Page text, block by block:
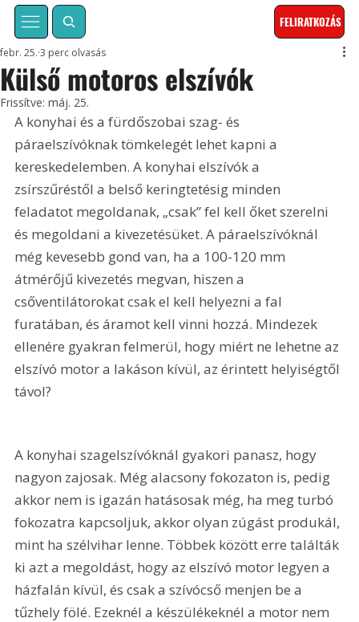
FELIRATKOZÁS
Külső motoros elszívók
febr. 25. 3 perc olvasás
Frissítve:máj. 25.
A konyhai és a fürdőszobai szag- és
páraelszívóknak tömkelegét lehet kapni a
kereskedelemben. A konyhai elszívók a
zsírszűréstől a belső keringtetésig minden
feladatot megoldanak, „csak” fel kell őket szerelni
és megoldani a kivezetésüket. A páraelszívóknál
még kevesebb gond van, ha a 100-120 mm
átmérőjű kivezetés megvan, hiszen a
csőventilátorokat csak el kell helyezni a fal
furatában, és áramot kell vinni hozzá. Mindezek
ellenére gyakran felmerül, hogy miért ne lehetne az
elszívó motor a lakáson kívül, az érintett helyiségtől
távol?
A konyhai szagelszívóknál gyakori panasz, hogy
nagyon zajosak. Még alacsony fokozaton is, pedig
akkor nem is igazán hatásosak még, ha meg turbó
fokozatra kapcsoljuk, akkor olyan zúgást produkál,
mint ha szélvihar lenne. Többek között erre találták
ki azt a megoldást, hogy az elszívó motor legyen a
házfalán kívül, és csak a szívócső menjen be a
tűzhely fölé. Ezeknél a készülékeknél a motor nem